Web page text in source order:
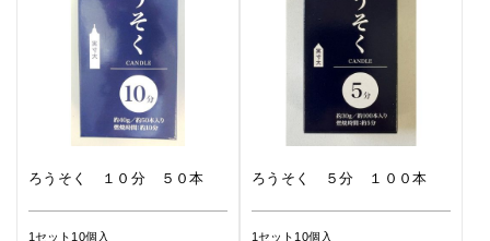
ろうそく １０分 ５０本
1セット10個入
ろうそく ５分 １００本
1セット10個入